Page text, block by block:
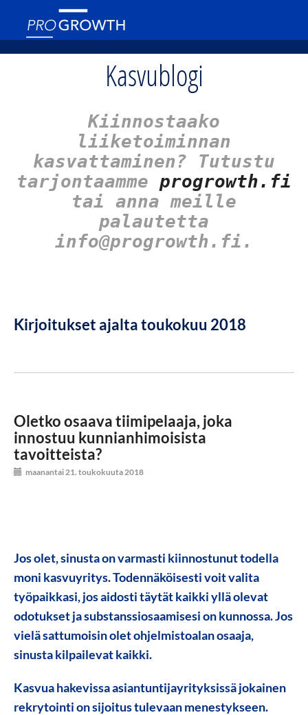
Kasvublogi
Kiinnostaako
liiketoiminnan
kasvattaminen? Tutustu
tarjontaamme progrowth.fi
tai anna meille
palautetta
info@progrowth.fi.
Kirjoitukset ajalta toukokuu 2018
Oletko osaava tiimipelaaja, joka
innostuu kunnianhimoisista
tavoitteista?
maanantai 21. toukokuuta 2018
Jos olet, sinusta on varmasti kiinnostunut todella
moni kasvuyritys. Todennäköisesti voit valita
työpaikkasi, jos aidosti täytät kaikki yllä olevat
odotukset ja substanssiosaamisesi on kunnossa. Jos
vielä sattumoisin olet ohjelmistoalan osaaja,
sinusta kilpailevat kaikki.
Kasvua hakevissa asiantuntijayrityksissä jokainen
rekrytointi on sijoitus tulevaan menestykseen.